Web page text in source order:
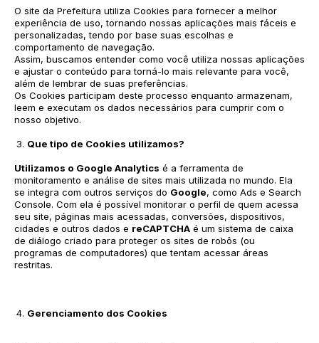
O site da Prefeitura utiliza Cookies para fornecer a melhor
experiência de uso, tornando nossas aplicações mais fáceis e
personalizadas, tendo por base suas escolhas e
comportamento de navegação.
Assim, buscamos entender como você utiliza nossas aplicações
e ajustar o conteúdo para torná-lo mais relevante para você,
além de lembrar de suas preferências.
Os Cookies participam deste processo enquanto armazenam,
leem e executam os dados necessários para cumprir com o
nosso objetivo.
Que tipo de Cookies utilizamos?
Utilizamos o Google Analytics é a ferramenta de
monitoramento e análise de sites mais utilizada no mundo. Ela
se integra com outros serviços do Google, como Ads e Search
Console. Com ela é possível monitorar o perfil de quem acessa
seu site, páginas mais acessadas, conversões, dispositivos,
cidades e outros dados e reCAPTCHA é um sistema de caixa
de diálogo criado para proteger os sites de robôs (ou
programas de computadores) que tentam acessar áreas
restritas.
Gerenciamento dos Cookies